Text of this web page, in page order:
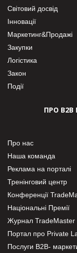
Світовий досвід
Інновації
Маркетинг&Продажі
Закупки
Логістика
Закон
Події
ПРО В2В
Про нас
Наша команда
Реклама на порталі
Тренінговий центр
Конференції
Національні Премії
Журнал TradeMaster
Портал про Private
Послуги В2В-